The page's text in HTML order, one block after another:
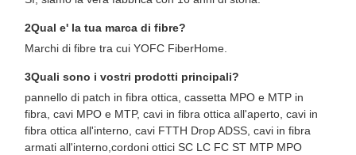
2Qual e' la tua marca di fibre?
Marchi di fibre tra cui YOFC FiberHome.
3Quali sono i vostri prodotti principali?
pannello di patch in fibra ottica, cassetta MPO e MTP in
fibra, cavi MPO e MTP, cavi in fibra ottica all'aperto, cavi in
fibra ottica all'interno, cavi FTTH Drop ADSS, cavi in fibra
armati all'interno,cordoni ottici SC LC FC ST MTP MPO